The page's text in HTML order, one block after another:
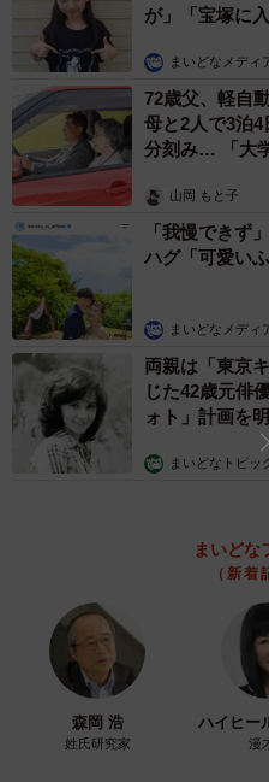
飲食店で喫煙スペースに近い席に
画像）
最後に、「飲食店で喫煙スペ
合の対応」について、該当す
ろ、「気にせずそのままその
にするがあきらめてその席に
が集まった一方で、「席を変
（1129票）という人も多く
（違う店に行く）」（244票
世代別でみると、年代が上
うお願いする」「店を出る
が」「宝塚に
まいどなメディ
72歳父、軽自
母と2人で3泊
分刻み… 「大
山岡 もと子
「我慢できず
ハグ「可愛い
まいどなメディ
両親は「東京
じた42歳元俳
ォト」計画を
まいどなトピッ
まいどな
（新着
森岡 浩
姓氏研究家
ハイヒー
漫